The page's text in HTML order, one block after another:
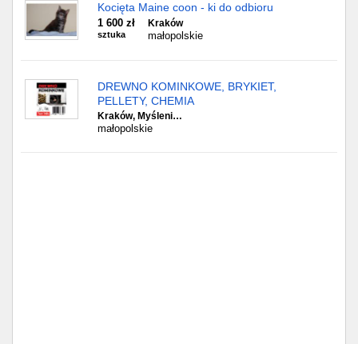
Kocięta Maine coon - ki do odbioru
1 600 zł
sztuka
Kraków
małopolskie
DREWNO KOMINKOWE, BRYKIET,
PELLETY, CHEMIA
Kraków, Myśleni…
małopolskie
Częstochowa
Olsztyn